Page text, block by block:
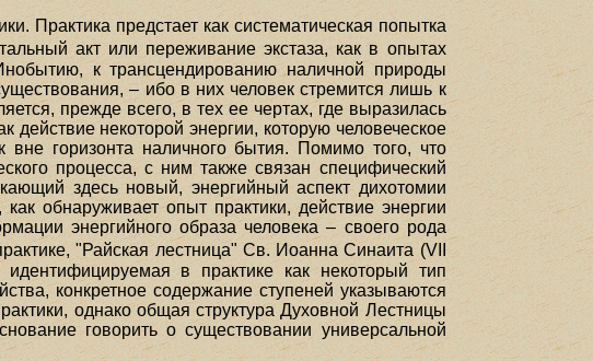
Практика предстает как систематическая попытка
акт или переживание экстаза, как в опытах
к трансцендированию наличной природы
– ибо в них человек стремится лишь к
прежде всего, в тех ее чертах, где выразилась
действие некоторой энергии, которую человеческое
горизонта наличного бытия. Помимо того, что
процесса, с ним также связан специфический
здесь новый, энергийный аспект дихотомии
обнаруживает опыт практики, действие энергии
энергийного образа человека – своего рода
"Райская лестница" Св. Иоанна Синаита (VII
в практике как некоторый тип
конкретное содержание ступеней указываются
однако общая структура Духовной Лестницы
говорить о существовании универсальной